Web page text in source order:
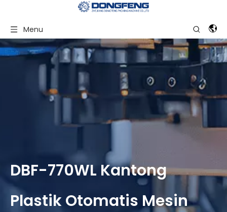
Menu
DBF-770WL Kantong
Plastik Otomatis Mesin